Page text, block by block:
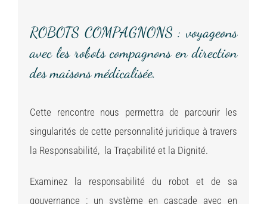
ROBOTS COMPAGNONS : voyageons
avec les robots compagnons en direction
des maisons médicalisée.
Cette rencontre nous permettra de parcourir les
singularités de cette personnalité juridique à travers
la Responsabilité, la Traçabilité et la Dignité.
Examinez la responsabilité du robot et de sa
gouvernance : un système en cascade avec en